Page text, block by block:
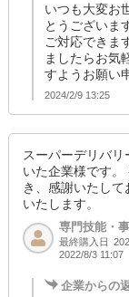
いつも大変お
とうございま
ご対応できま
ましたらお気
すようお願い
2024/2/9 13:25
スーパーデリバ
いた企業様です
き、感謝いたし
いたします。
専門技能・
最終購入日
2022/8/3 11:07
企業からの